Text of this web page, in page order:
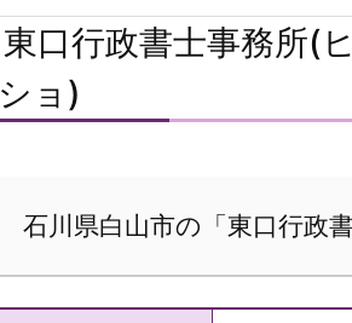
東口行政書士事務所(
ショ)
石川県白山市の「東口行政